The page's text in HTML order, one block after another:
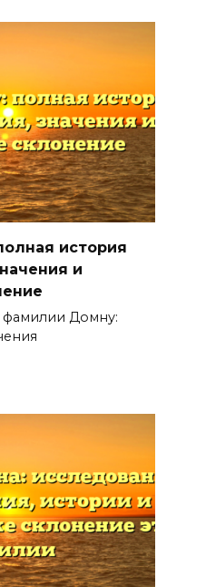
история
и
фамилии Домну: